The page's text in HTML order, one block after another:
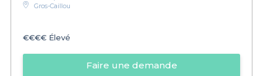
Gros-Caillou
€€€€ Élevé
Faire une demande